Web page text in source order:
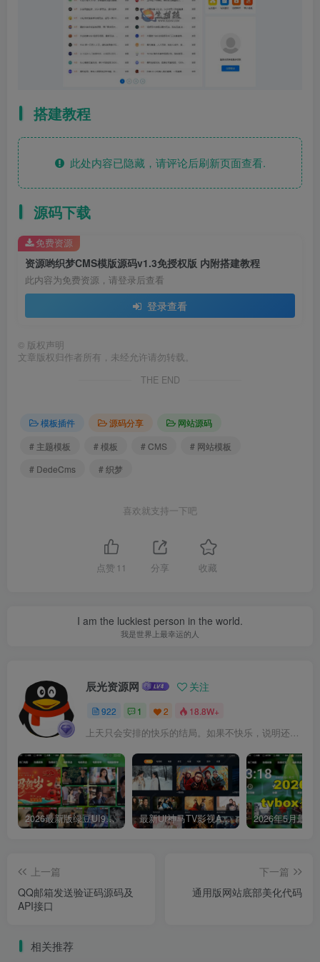
搭建教程
此处内容已隐藏，请评论后刷新页面查看.
源码下载
资源哟织梦CMS模版源码v1.3免授权版 内附搭建教程
此内容为免费资源，请登录后查看
登录查看
免费资源
© 版权声明
文章版权归作者所有，未经允许请勿转载。
THE END
模板插件 源码分享
网站源码
# 主题模板
# 模板 # CMS
# 网站模板
# DedeCms
# 织梦
喜欢就支持一下吧
点赞 11 分享 收藏
I am the luckiest person in the world.
我是世界上最幸运的人
辰光资源网 关注
922 1 2 18.8W+
上天只会安排的快乐的结局。如果不快乐，说明还不是最后结局
2026最新版绿豆UI9双端影视APP源码 最新UI神马TV影视APP源码 乐檬影视苹果CMS后台 包含前后端源码
上一篇
QQ邮箱发送验证码源码及
API接口
下一篇
通用版网站底部美化代码
相关推荐